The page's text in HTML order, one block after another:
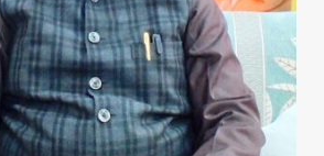
dI
n